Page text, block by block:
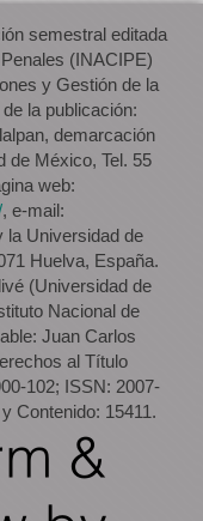
semestral editada
(INACIPE)
y Gestión de la
la publicación:
demarcación
de México, Tel. 55
web:
, e-mail:
la Universidad de
Huelva, España.
(Universidad de
Nacional de
Juan Carlos
al Título
102; ISSN: 2007-
Contenido: 15411.